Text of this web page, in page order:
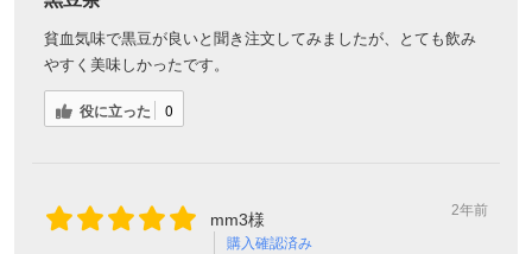
貧血気味で黒豆が良いと聞き注文してみましたが、とても飲み
やすく美味しかったです。
役に立った 0
mm3様
購入確認済み
2年前
対象者：かわしま屋で初めてお買い物をされる方
利用条件：3,000円以上のお買い物でご利用いただけます
ご利用回数：お一人様1回限り
クーポンのご利用方法はこちら >>